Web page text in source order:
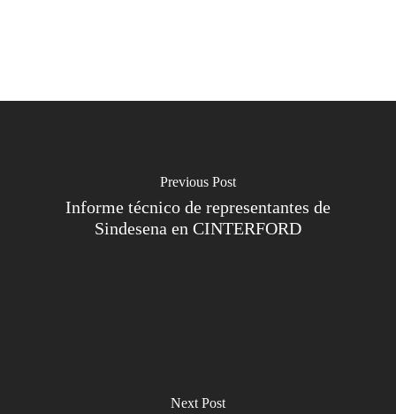
Previous Post
Informe técnico de representantes de
Sindesena en CINTERFORD
Next Post